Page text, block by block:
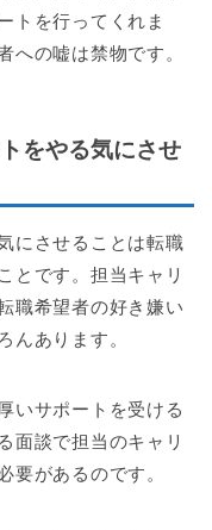
トを行ってくれま
への嘘は禁物です。
をやる気にさせ
にさせることは転職
とです。担当キャリ
職希望者の好き嫌い
んあります。
いサポートを受ける
面談で担当のキャリ
要があるのです。